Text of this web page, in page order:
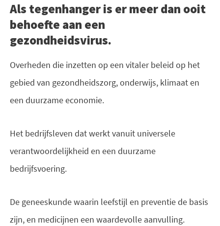
Als tegenhanger is er meer dan ooit
behoefte aan een
gezondheidsvirus.
Overheden die inzetten op een vitaler beleid op het
gebied van gezondheidszorg, onderwijs, klimaat en
een duurzame economie.
Het bedrijfsleven dat werkt vanuit universele
verantwoordelijkheid en een duurzame
bedrijfsvoering.
De geneeskunde waarin leefstijl en preventie de basis
zijn, en medicijnen een waardevolle aanvulling.